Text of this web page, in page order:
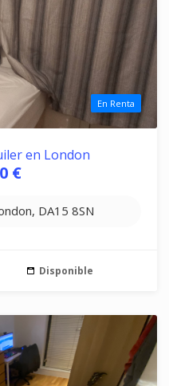
En Renta
en London
€
DA15 8SN
Disponible